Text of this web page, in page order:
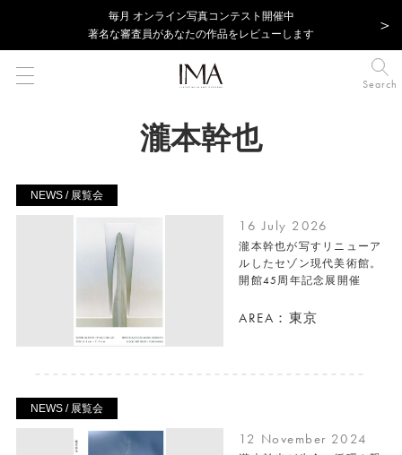
毎⽉ オンライン写真コンテスト開催中
著名な審査員があなたの作品をレビューします
Search
瀧本幹也
NEWS / 展覧会
16 July 2026
瀧本幹也が写すリニューア
ルしたセゾン現代美術館。
開館45周年記念展開催
AREA：東京
NEWS / 展覧会
12 November 2024